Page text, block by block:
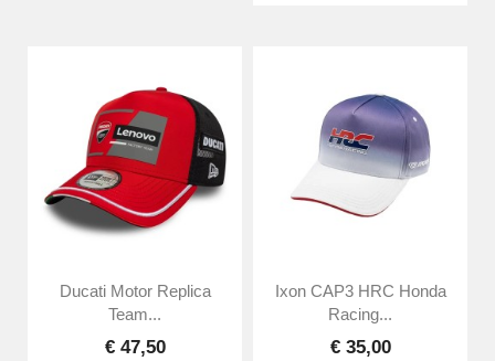
Ducati Motor Replica
Team...
€ 47,50
Ixon CAP3 HRC Honda
Racing...
€ 35,00